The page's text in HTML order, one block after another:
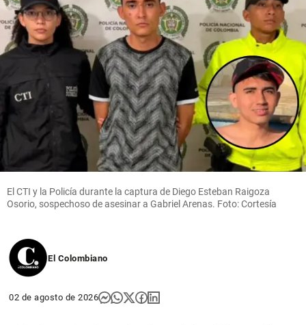
El CTI y la Policía durante la captura de Diego Esteban Raigoza
Osorio, sospechoso de asesinar a Gabriel Arenas. Foto: Cortesía
El Colombiano
02 de agosto de 2026